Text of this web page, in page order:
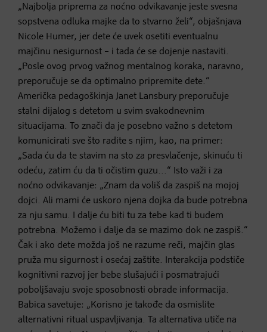
„Najbolja priprema za noćno odvikavanje jeste svesna
sopstvena odluka majke da to stvarno želi“, objašnjava
Nicole Humer, jer dete će uvek osetiti eventualnu
majčinu nesigurnost – i tada će se dojenje nastaviti.
„Posle ovog prvog važnog mentalnog koraka, naravno,
preporučuje se da optimalno pripremite dete.“
Američka pedagoškinja Janet Lansbury preporučuje
stalni dijalog s detetom u svim svakodnevnim
situacijama. To znači da je posebno važno s detetom
komunicirati sve što radite s njim, kao, na primer:
„Sada ću da te stavim na sto za presvlačenje, skinuću ti
odeću, zatim ću da ti očistim guzu...“ Isto važi i za
noćno odvikavanje: „Znam da voliš da zaspiš na mojoj
dojci. Ali mami će uskoro njena dojka da bude potrebna
za nju samu. I dalje ću biti tu za tebe kad ti budem
potrebna. Možemo i dalje da se mazimo dok ne zaspiš.“
Čak i ako dete možda još ne razume reči, majčin glas
pruža mu sigurnost i osećaj zaštite. Interakcija podstiče
kognitivni razvoj jer bebe slušajući i posmatrajući
poboljšavaju svoje sposobnosti obrade informacija.
Babica savetuje: „Korisno je takođe da osmislite
alternativni ritual uspavljivanja. Ta alternativa utiče na